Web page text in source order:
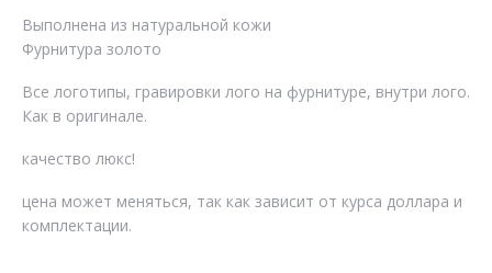
Выполнена из натуральной кожи
Фурнитура золото
Все логотипы, гравировки лого на фурнитуре, внутри лого.
Как в оригинале.
качество люкс!
цена может меняться, так как зависит от курса доллара и
комплектации.